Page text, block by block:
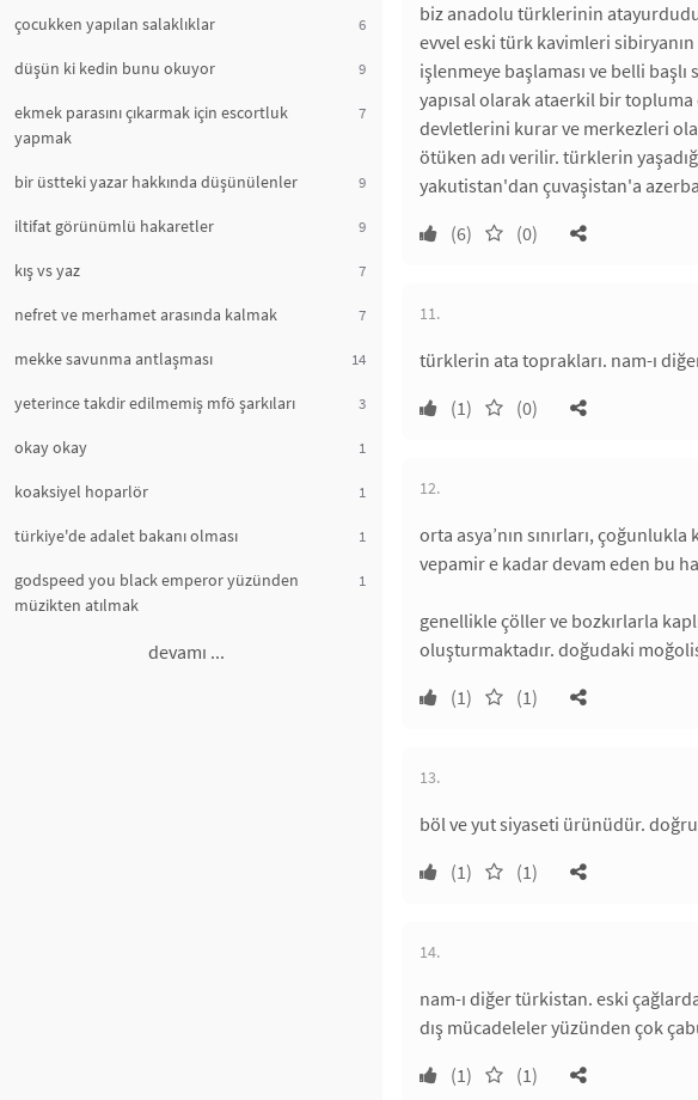
çocukken yapılan salaklıklar 6
düşün ki kedin bunu okuyor 9
ekmek parasını çıkarmak için escortluk
yapmak
7
bir üstteki yazar hakkında düşünülenler 9
iltifat görünümlü hakaretler 9
kış vs yaz 7
nefret ve merhamet arasında kalmak 7
mekke savunma antlaşması 14
yeterince takdir edilmemiş mfö şarkıları 3
okay okay 1
koaksiyel hoparlör 1
türkiye'de adalet bakanı olması 1
godspeed you black emperor yüzünden
müzikten atılmak
1
devamı ...
biz anadolu türklerinin
evvel eski türk kavimleri
işlenmeye başlaması ve belli
yapısal olarak ataerkil bir
devletlerini kurar ve merkezleri
ötüken adı verilir. türklerin
yakutistan'dan çuvaşistan'a
(6)
(0)
11.
türklerin ata toprakları. nam-ı
(1)
(0)
12.
orta asya’nın sınırları,
vepamir e kadar devam eden bu
genellikle çöller ve bozkırlarla
oluşturmaktadır. doğudaki
(1)
(1)
13.
böl ve yut siyaseti ürünüdür.
(1)
(1)
14.
nam-ı diğer türkistan. eski
dış mücadeleler yüzünden çok
(1)
(1)